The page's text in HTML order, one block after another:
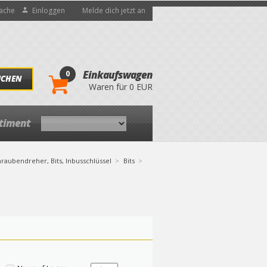
Einloggen Melde dich jetzt an
0 Einkaufswagen
Waren für 0 EUR
Bits, Inbusschlüssel
Bits